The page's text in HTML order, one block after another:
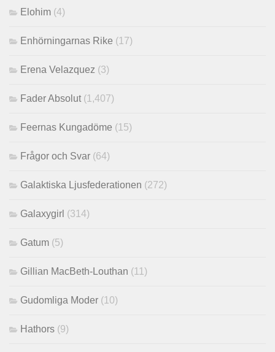
Elohim (4)
Enhörningarnas Rike (17)
Erena Velazquez (3)
Fader Absolut (1,407)
Feernas Kungadöme (15)
Frågor och Svar (64)
Galaktiska Ljusfederationen (272)
Galaxygirl (314)
Gatum (5)
Gillian MacBeth-Louthan (11)
Gudomliga Moder (10)
Hathors (9)